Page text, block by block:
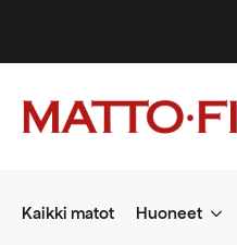
Kaikki matot Huoneet